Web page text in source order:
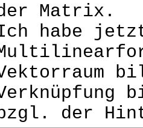
Matrix.
habe
der